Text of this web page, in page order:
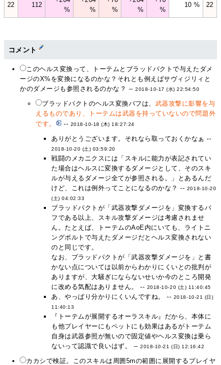
22 112
%
%
%
%
%
10 % 22
コメント
このヘルス変換って、トーテムとブラッドパクトで与えたダメ
ージのX%を変換になるのかな？それとも例えばサヴィジリィと
かのダメージも参照されるのかな？ --2018-10-17 (水) 22:54:50
ブラッドパクトのヘルス変換バフは、 武器攻撃に影響を与
えるものであり、トーテムは武器を持っていないので問題外
です。
-- 2018-10-18 (木) 18:27:24
ありがとうございます。それなら取っておくかなぁ --
2018-10-20 (土) 03:59:20
戦闘のメカニクスには「スキルに能力が表記されてい
た場合はヘルスに変換するダメージとして、そのスキ
ルが与えるダメージ全てが参照される。」とあるんだ
けど、これは例外ってことになるのかな？ -- 2018-10-20
(土) 04:02:33
ブラッドパクトが「武器攻撃ダメージを」変換するバ
フである以上、スキル攻撃ダメージは考慮されませ
ん。たとえば、トーテムのAoE内にいても、ライトニ
ングボルトで与えたダメージだとヘルス変換されない
のと同じです。
なお、ブラッドパクトが「武器攻撃ダメージを」と書
かない点については以前からわかりにくいとの批判が
ありますが、大騒ぎにならないせいか今のところ開発
に改める気配はありません。 -- 2018-10-20 (土) 11:40:45
あ、やっぱり分かりにくいんですね。 -- 2018-10-21 (日)
11:40:13
『トーテムが展開するオーラスキル』だから、本体に
も他プレイヤーにもペットにも効果はあるがトーテム
自身は武器参照が無いので固定値やヘルス変換は乗ら
ないって認識で良いはず。 --2018-10-21 (日) 12:16:42
カカシで検証。このスキルは周囲5mの範囲に展開するプレイヤ